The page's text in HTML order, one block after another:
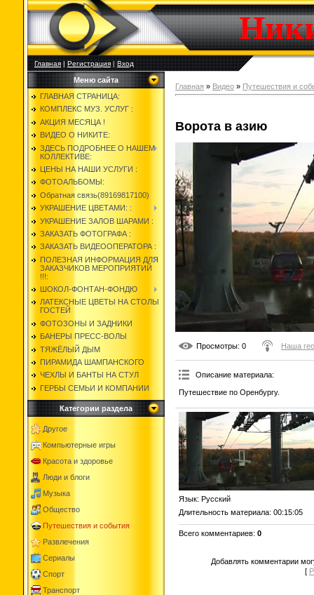
Главная|Регистрация|Вход
Меню сайта
ГЛАВНАЯ СТРАНИЦА:
КОМПЛЕКС МУЗ. УСЛУГ :
АКЦИЯ МЕСЯЦА !
ВИДЕО О НИКИТЕ:
ЗДЕСЬ ПОДРОБНЕЕ О НАШЕМ
КОЛЛЕКТИВЕ:
ЦЕНЫ НА НАШИ УСЛУГИ :
ФОТОАЛЬБОМЫ:
Обратная связь(89169817100)
УКРАШЕНИЕ ЦВЕТАМИ: :
УКРАШЕНИЕ ЗАЛОВ ШАРАМИ :
ЗАКАЗАТЬ ФОТОГРАФА :
ЗАКАЗАТЬ ВИДЕООПЕРАТОРА :
ПОЛЕЗНАЯ ИНФОРМАЦИЯ ДЛЯ
ЗАКАЗЧИКОВ МЕРОПРИЯТИЙ
!!!:
ШОКОЛ-ФОНТАН-ФОНДЮ
ЛАТЕКСНЫЕ ЦВЕТЫ НА СТОЛЫ
ГОСТЕЙ
ФОТОЗОНЫ И ЗАДНИКИ
БАНЕРЫ ПРЕСС-ВОЛЫ
ТЯЖЁЛЫЙ ДЫМ
ПИРАМИДА ШАМПАНСКОГО
ЧЕХЛЫ И БАНТЫ НА СТУЛ
ГЕРБЫ СЕМЬИ И КОМПАНИИ
Категории раздела
Другое
Компьютерные игры
Красота и здоровье
Люди и блоги
Музыка
Общество
Путешествия и события
Развлечения
Сериалы
Спорт
Транспорт
Главная » Видео » Путешествия и
Ворота в азию
Просмотры: 0 Наша
Описание материала:
Путешествие по Оренбургу.
Язык: Русский
Длительность материала: 00:15:05
Всего комментариев: 0
Добавлять комментарии
[